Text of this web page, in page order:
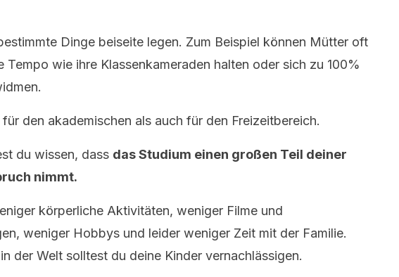
Dinge beiseite legen. Zum Beispiel können Mütter oft
Tempo wie ihre Klassenkameraden halten oder sich zu 100%
den akademischen als auch für den Freizeitbereich.
du wissen, dass das Studium einen großen Teil deiner
nimmt.
körperliche Aktivitäten, weniger Filme und
weniger Hobbys und leider weniger Zeit mit der Familie.
der Welt solltest du deine Kinder vernachlässigen.